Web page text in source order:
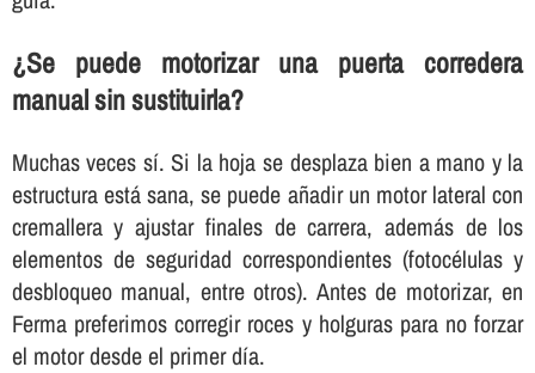
¿Se puede motorizar una puerta corredera
manual sin sustituirla?
Muchas veces sí. Si la hoja se desplaza bien a mano y la
estructura está sana, se puede añadir un motor lateral con
cremallera y ajustar finales de carrera, además de los
elementos de seguridad correspondientes (fotocélulas y
desbloqueo manual, entre otros). Antes de motorizar, en
Ferma preferimos corregir roces y holguras para no forzar
el motor desde el primer día.